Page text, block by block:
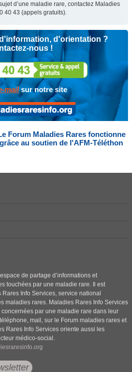
d’une maladie rare, contactez Maladies
40 43 (appels gratuits).
d'orientation ?
nous !
mailsur notre site
Forum Maladies Rares fonctionne
grâce au soutien de l'AFM-Téléthon
de partage d’informations et
touchées par une maladie rare. Il est
Info Services, service national
maladies rares. Maladies Rares Info Services
par une maladie rare dans leur
mail, sur le Forum maladies rares et
Rares Info Services oriente aussi les
médico-social.